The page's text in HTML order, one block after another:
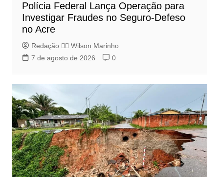
Polícia Federal Lança Operação para
Investigar Fraudes no Seguro-Defeso
no Acre
Redação 👨‍⚖️​ Wilson Marinho
7 de agosto de 2026
0